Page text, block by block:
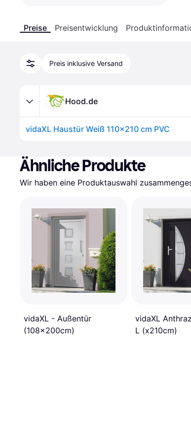
Preise Preisentwicklung
Preis inklusive Versand
Hood.de
vidaXL Haustür Weiß 110x210 cm PVC
Ähnliche Produkte
Wir haben eine Produktauswahl
vidaXL - Außentür
(108x200cm)
vidaXL
L (x210cm)